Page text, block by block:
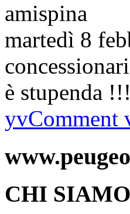
amispina
martedì 8
è stupenda
yvComment
CHI SIAMO